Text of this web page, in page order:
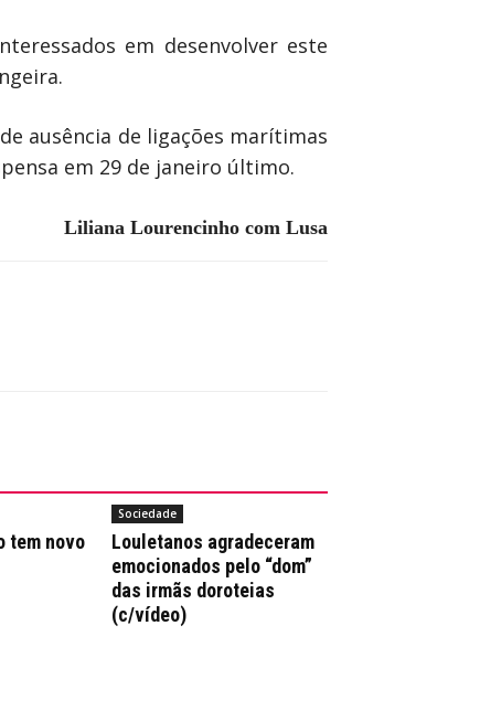
em desenvolver este
ausência de ligações marítimas
em 29 de janeiro último.
Liliana Lourencinho com Lusa
tem novo
Sociedade
Louletanos agradeceram
emocionados pelo “dom”
das irmãs doroteias
(c/vídeo)